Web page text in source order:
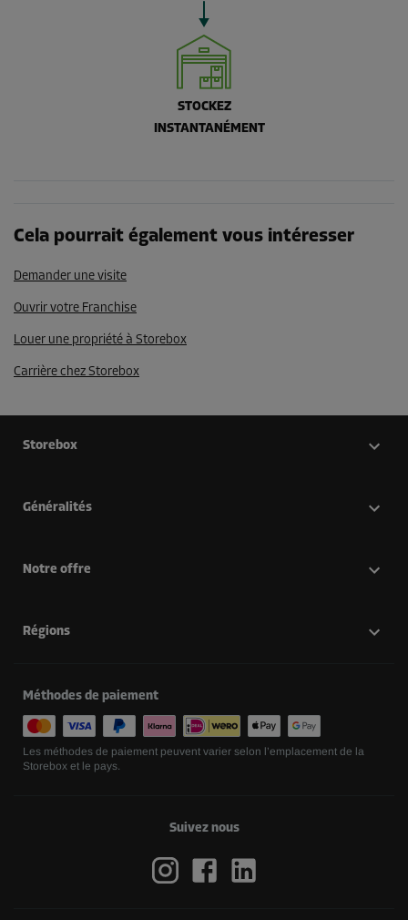
STOCKEZ
INSTANTANÉMENT
Cela pourrait également vous intéresser
Demander une visite
Ouvrir votre Franchise
Louer une propriété à Storebox
Carrière chez Storebox
Storebox
Généralités
Notre offre
Régions
Méthodes de paiement
Les méthodes de paiement peuvent varier selon l’emplacement de la
Storebox et le pays.
Suivez nous